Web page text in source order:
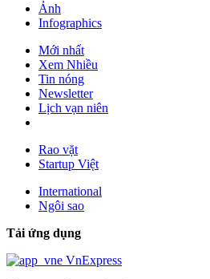
Ảnh
Infographics
Mới nhất
Xem Nhiều
Tin nóng
Newsletter
Lịch vạn niên
Rao vặt
Startup Việt
International
Ngôi sao
Tải ứng dụng
VnExpress